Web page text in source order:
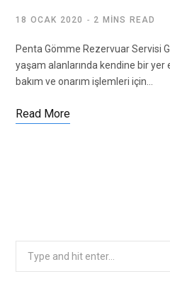
18 OCAK 2020 2 MINS READ
Penta Gömme Rezervuar Servisi
yaşam alanlarında kendine bir
bakım ve onarım işlemleri için…
Read More